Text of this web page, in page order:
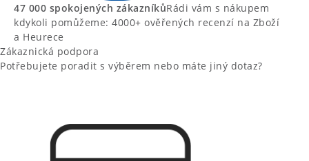
47 000 spokojených zákazníkůRádi vám s nákupem
kdykoli pomůžeme: 4000+ ověřených recenzí na Zboží
a Heurece
Zákaznická podpora
Potřebujete poradit s výběrem nebo máte jiný dotaz?